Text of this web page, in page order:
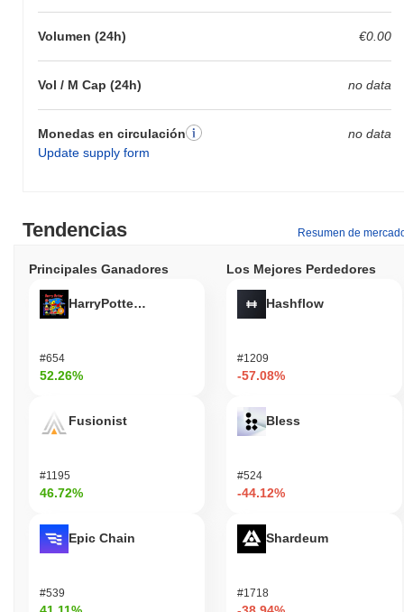
Volumen (24h) €0.00
Vol / M Cap (24h) no data
Monedas en circulación
Update supply form
no data
Tendencias Resumen de
Principales Ganadores
HarryPotterObamaSonic10Inu (ETH)
#654
52.26%
Fusionist
#1195
46.72%
Epic Chain
#539
Los Mejores Perdedores
Hashflow
#1209
-57.08%
Bless
#524
-44.12%
Shardeum
#1718